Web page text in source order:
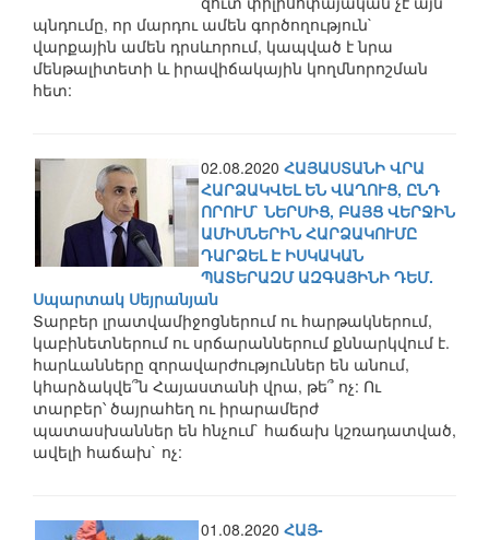
պնդումը, որ մարդու ամեն գործողություն`
վարքային ամեն դրսևորում, կապված է նրա
մենթալիտետի և իրավիճակային կողմնորոշման
հետ:
02.08.2020 ՀԱՅԱՍՏԱՆԻ ՎՐԱ
ՀԱՐՁԱԿՎԵԼ ԵՆ ՎԱՂՈՒՑ, ԸՆԴ
ՈՐՈՒՄ` ՆԵՐՍԻՑ, ԲԱՅՑ ՎԵՐՋԻՆ
ԱՄԻՍՆԵՐԻՆ ՀԱՐՁԱԿՈՒՄԸ
ԴԱՐՁԵԼ Է ԻՍԿԱԿԱՆ
ՊԱՏԵՐԱԶՄ ԱԶԳԱՅԻՆԻ ԴԵՄ.
Սպարտակ Սեյրանյան
Տարբեր լրատվամիջոցներում ու հարթակներում,
կաբինետներում ու սրճարաններում քննարկվում է.
հարևանները զորավարժություններ են անում,
կհարձակվե՞ն Հայաստանի վրա, թե՞ ոչ: Ու
տարբեր՝ ծայրահեղ ու իրարամերժ
պատասխաններ են հնչում` հաճախ կշռադատված,
ավելի հաճախ` ոչ:
01.08.2020 ՀԱՅ-